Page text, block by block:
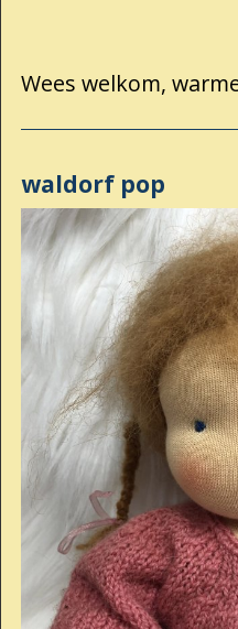
Wees welkom,
waldorf pop